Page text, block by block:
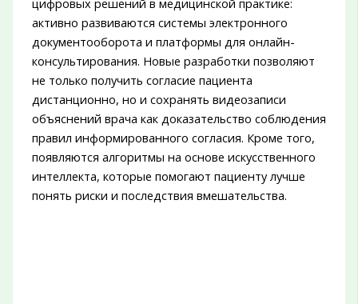
цифровых решений в медицинской практике:
активно развиваются системы электронного
документооборота и платформы для онлайн-
консультирования. Новые разработки позволяют
не только получить согласие пациента
дистанционно, но и сохранять видеозаписи
объяснений врача как доказательство соблюдения
правил информированного согласия. Кроме того,
появляются алгоритмы на основе искусственного
интеллекта, которые помогают пациенту лучше
понять риски и последствия вмешательства.